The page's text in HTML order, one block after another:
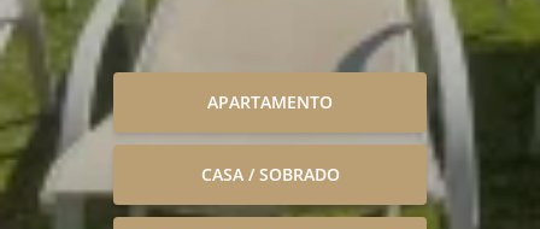
APARTAMENTO
CASA / SOBRADO